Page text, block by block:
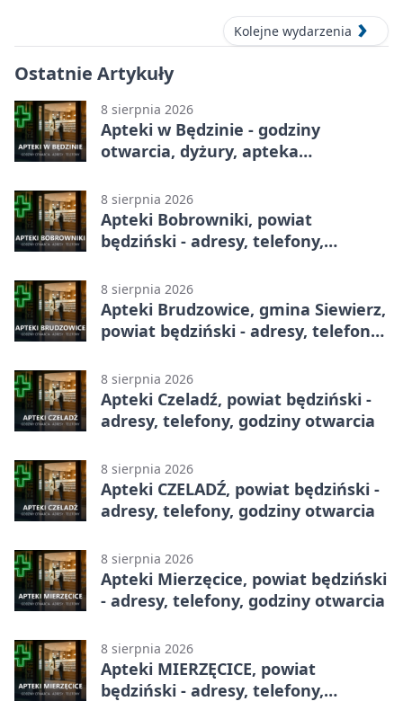
Kolejne wydarzenia
Ostatnie Artykuły
8 sierpnia 2026
Apteki w Będzinie - godziny
otwarcia, dyżury, apteka
8 sierpnia 2026
Apteki Bobrowniki, powiat
będziński - adresy, telefony,
8 sierpnia 2026
Apteki Brudzowice, gmina Siewierz,
powiat będziński - adresy, telefony,
8 sierpnia 2026
Apteki Czeladź, powiat będziński -
adresy, telefony, godziny otwarcia
8 sierpnia 2026
Apteki CZELADŹ, powiat będziński -
adresy, telefony, godziny otwarcia
8 sierpnia 2026
Apteki Mierzęcice, powiat będziński
- adresy, telefony, godziny otwarcia
8 sierpnia 2026
Apteki MIERZĘCICE, powiat
będziński - adresy, telefony,